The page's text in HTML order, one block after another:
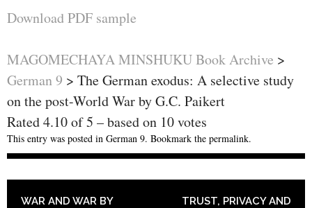
Download PDF sample
MAGOMECHAYA MINSHUKU Book Archive >
German 9 > The German exodus: A selective study
on the post-World War by G.C. Paikert
Rated4.10of5 – based on 10votes
This entry was posted in German 9. Bookmark the permalink.
POST NAVIGATION
WAR AND WAR BY
TRUST, PRIVACY AND